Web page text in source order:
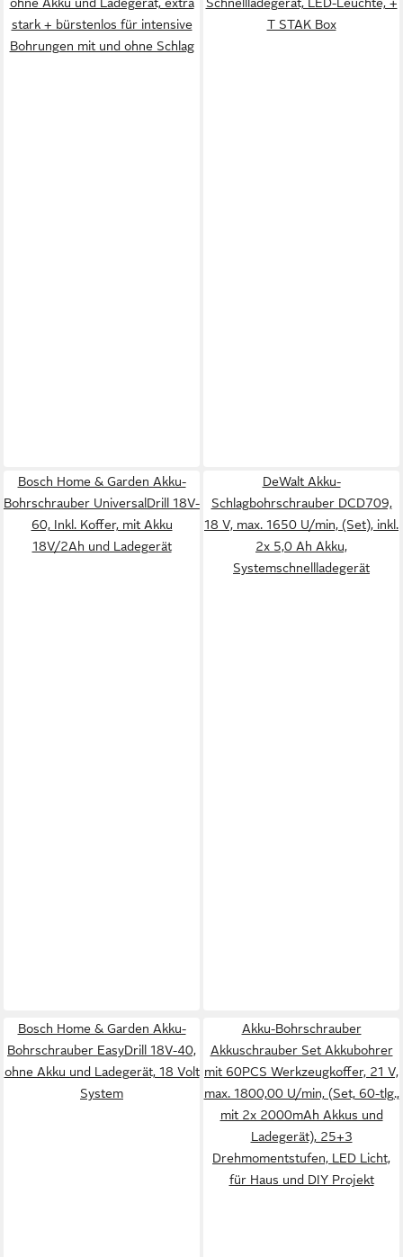
stark + bürstenlos für intensive
Bohrungen mit und ohne Schlag
T STAK Box
Bosch Home & Garden Akku-
Bohrschrauber UniversalDrill 18V-
60, Inkl. Koffer, mit Akku
18V/2Ah und Ladegerät
DeWalt Akku-
Schlagbohrschrauber DCD709,
18 V, max. 1650 U/min, (Set), inkl.
2x 5,0 Ah Akku,
Systemschnellladegerät
Bosch Home & Garden Akku-
Bohrschrauber EasyDrill 18V-40,
ohne Akku und Ladegerät, 18 Volt
System
Akku-Bohrschrauber
Akkuschrauber Set Akkubohrer
mit 60PCS Werkzeugkoffer, 21 V,
max. 1800,00 U/min, (Set, 60-tlg.,
mit 2x 2000mAh Akkus und
Ladegerät), 25+3
Drehmomentstufen, LED Licht,
für Haus und DIY Projekt